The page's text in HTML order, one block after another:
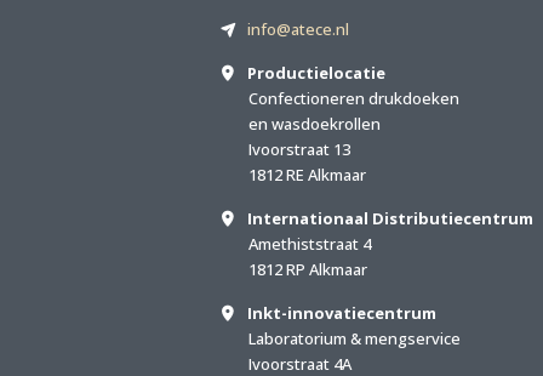
info@atece.nl
Productielocatie
Confectioneren drukdoeken
en wasdoekrollen
Ivoorstraat 13
1812 RE Alkmaar
Internationaal Distributiecentrum
Amethiststraat 4
1812 RP Alkmaar
Inkt-innovatiecentrum
Laboratorium & mengservice
Ivoorstraat 4A